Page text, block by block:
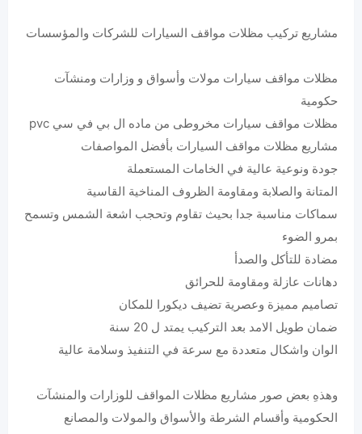
مشاريع تركيب مظلات مواقف السيارات للشركات والمؤسسات
مظلات مواقف سيارات مولات وأسواق و وزارات ومنشآت
حكومية
مظلات مواقف سيارات مخروطى من ماده ال بي في سي pvc
مشاريع مظلات مواقف السيارات بأفضل المواصفات
جودة ونوعية عالية في الخامات المستعملة
المتانة والصلابة ومقاومة الظروف المناخية القاسية
سماكات مناسبة جدا بحيث تقاوم وتحجب اشعة الشمس وتسمح
بمرو الضوء
مضادة للتأكل والصدأ
دهانات عازلة ومقاومة للحرائق
تصاميم مميزة وعصرية تضيف ديكورا للمكان
ضمان طويل الامد بعد التركيب يمتد ل 20 سنة
الوان واشكال متعددة مع سرعة في التنفيذ وسلامة عالية
وهذهِ بعض صور مشاريع مظلات المواقف للوزارات والمنشآت
الحكومية وأقسام الشرطة والأسواق والمولات والمصانع